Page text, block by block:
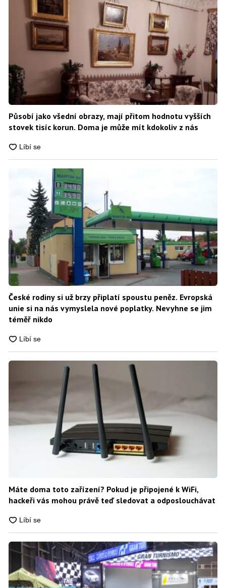
Působí jako všední obrazy, mají přitom hodnotu vyšších
stovek tisíc korun. Doma je může mít kdokoliv z nás
České rodiny si už brzy připlatí spoustu peněz. Evropská
unie si na nás vymyslela nové poplatky. Nevyhne se jim
téměř nikdo
Máte doma toto zařízení? Pokud je připojené k WiFi,
hackeři vás mohou právě teď sledovat a odposlouchávat